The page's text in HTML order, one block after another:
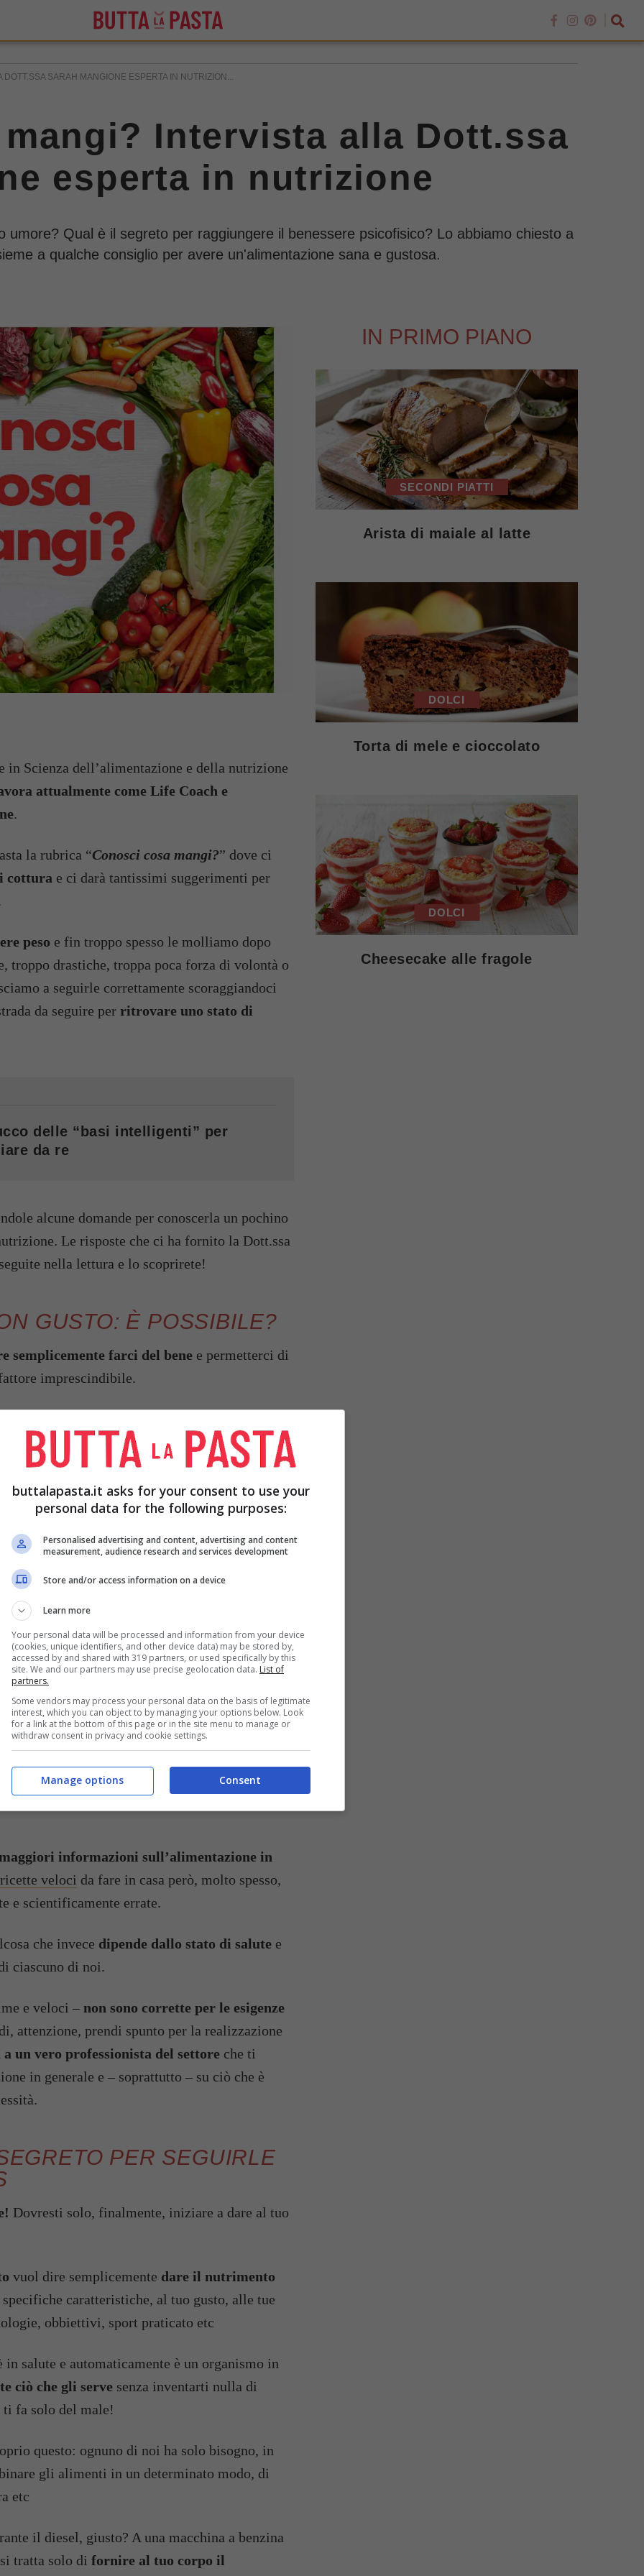
SARAH MANGIONE ESPERTA IN NUTRIZION...
Intervista alla Dott.ssa
esperta in nutrizione
umore? Qual è il segreto per raggiungere il benessere psicofisico? Lo abbiamo chiesto a
a qualche consiglio per avere un'alimentazione sana e gustosa.
in Scienza dell’alimentazione e della nutrizione
attualmente come Life Coach e
.
la rubrica “Conosci cosa mangi?” dove ci
cottura e ci darà tantissimi suggerimenti per
peso e fin troppo spesso le molliamo dopo
troppo drastiche, troppa poca forza di volontà o
a seguirle correttamente scoraggiandoci
da seguire per ritrovare uno stato di
delle “basi intelligenti” per
da re
alcune domande per conoscerla un pochino
Le risposte che ci ha fornito la Dott.ssa
nella lettura e lo scoprirete!
GUSTO: È POSSIBILE?
semplicemente farci del bene e permetterci di
imprescindibile.
che mi cada alla perfezione, del
Assolutamente sì, basta farlo su misura.
avere tutto, puoi stare in salute, in buona
avere un ‘alimentazione corretta e su
a dieta intesa come “dieta restrittiva”
, il tuo e solo tuo stile di vita,
ogni giorno perché ti fa sentire bene,
CAMBIATO LE
ITALIANI?
le abitudini alimentari degli italiani, sia in
informazioni sull’alimentazione in
ricette veloci da fare in casa però, molto spesso,
e scientificamente errate.
che invece dipende dallo stato di salute e
ciascuno di noi.
e veloci – non sono corrette per le esigenze
attenzione, prendi spunto per la realizzazione
un vero professionista del settore che ti
in generale e – soprattutto – su ciò che è
PER SEGUIRLE
Dovresti solo, finalmente, iniziare a dare al tuo
vuol dire semplicemente dare il nutrimento
caratteristiche, al tuo gusto, alle tue
obbiettivi, sport praticato etc
in salute e automaticamente è un organismo in
ciò che gli serve senza inventarti nulla di
fa solo del male!
questo: ognuno di noi ha solo bisogno, in
gli alimenti in un determinato modo, di
etc
il diesel, giusto? A una macchina a benzina
tratta solo di fornire al tuo corpo il
IN PRIMO PIANO
SECONDI PIATTI
Arista di maiale al latte
DOLCI
Torta di mele e cioccolato
DOLCI
Cheesecake alle fragole
buttalapasta.it asks for your consent to use your
personal data for the following purposes:
Personalised advertising and content, advertising and content
measurement, audience research and services development
Store and/or access information on a device
Learn more
Your personal data will be processed and information from your device
(cookies, unique identifiers, and other device data) may be stored by,
accessed by and shared with 319 partners, or used specifically by this
site. We and our partners may use precise geolocation data. List of
partners.
Some vendors may process your personal data on the basis of legitimate
interest, which you can object to by managing your options below. Look
for a link at the bottom of this page or in the site menu to manage or
withdraw consent in privacy and cookie settings.
Consent
Manage options